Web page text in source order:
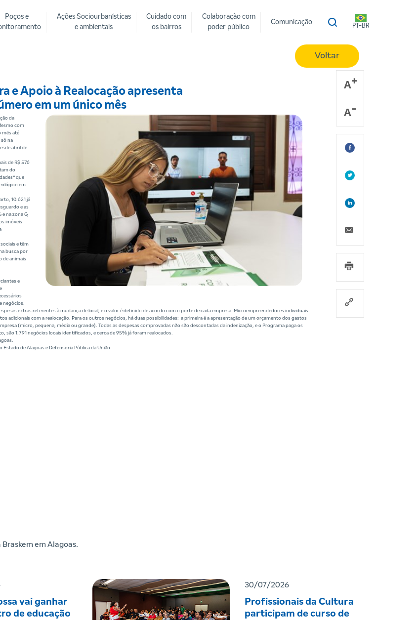
Poços e
Ações Sociourbanísticas
e ambientais
Cuidado com
os bairros
Colaboração com
poder público
Comunicação
PT-BR
Voltar
e Apoio à Realocação apresenta
em um único mês
A
A
da
com
mês até
na
abril de
de R$ 576
do
que
em
10.621 já
e as
na zona G,
imóveis
e têm
busca por
de animais
e
negócios.
extras referentes à mudança de local, e o valor é definido de acordo com o porte de cada empresa. Microempreendedores individuais
adicionais com a realocação. Para os outros negócios, há duas possibilidades: a primeira é a apresentação de um orçamento dos gastos
(micro, pequena, média ou grande). Todas as despesas comprovadas não são descontadas da indenização, e o Programa paga os
1.791 negócios locais identificados, e cerca de 95% já foram realocados.
de Alagoas e Defensoria Pública da União
em Alagoas.
vai ganhar
de educação
30/07/2026
Profissionais da Cultura
participam de curso de